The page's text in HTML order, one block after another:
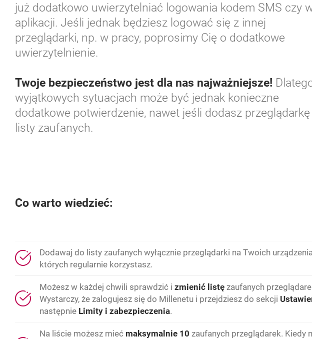
już dodatkowo uwierzytelniać logowania kodem SMS czy
aplikacji. Jeśli jednak będziesz logować się z innej
przeglądarki, np. w pracy, poprosimy Cię o dodatkowe
uwierzytelnienie.
Twoje bezpieczeństwo jest dla nas najważniejsze!
wyjątkowych sytuacjach może być jednak konieczne
dodatkowe potwierdzenie, nawet jeśli dodasz
listy zaufanych.
Co warto wiedzieć:
Dodawaj do listy zaufanych wyłącznie przeglądarki na Twoich
których regularnie korzystasz.
Możesz w każdej chwili sprawdzić i zmienić listę zaufanych
Wystarczy, że zalogujesz się do Millenetu i przejdziesz do sekcji
następnie Limity i zabezpieczenia.
Na liście możesz mieć maksymalnie 10 zaufanych przeglądarek. Kiedy